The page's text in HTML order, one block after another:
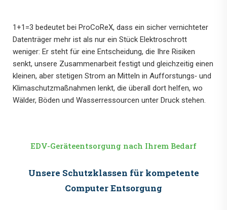
1+1=3 bedeutet bei ProCoReX, dass ein sicher vernichteter
Datenträger mehr ist als nur ein Stück Elektroschrott
weniger: Er steht für eine Entscheidung, die Ihre Risiken
senkt, unsere Zusammenarbeit festigt und gleichzeitig einen
kleinen, aber stetigen Strom an Mitteln in Aufforstungs‑ und
Klimaschutzmaßnahmen lenkt, die überall dort helfen, wo
Wälder, Böden und Wasserressourcen unter Druck stehen.
EDV-Geräteentsorgung nach Ihrem Bedarf
Unsere Schutzklassen für kompetente
Computer Entsorgung